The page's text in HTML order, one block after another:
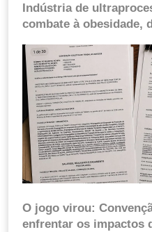
Indústria de
combate à obesidade,
O jogo virou:
enfrentar os impactos